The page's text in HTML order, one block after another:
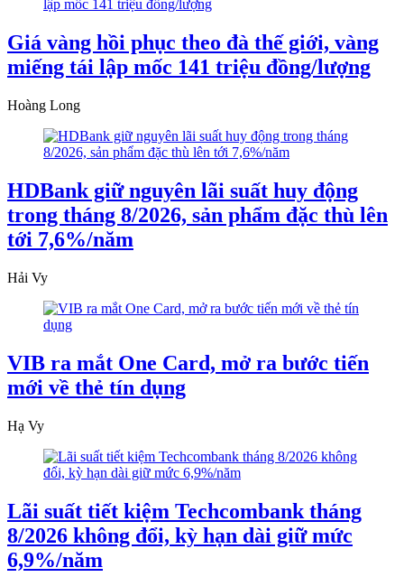
Giá vàng hồi phục theo đà thế giới, vàng
miếng tái lập mốc 141 triệu đồng/lượng
Hoàng Long
HDBank giữ nguyên lãi suất huy động
trong tháng 8/2026, sản phẩm đặc thù lên
tới 7,6%/năm
Hải Vy
VIB ra mắt One Card, mở ra bước tiến
mới về thẻ tín dụng
Hạ Vy
Lãi suất tiết kiệm Techcombank tháng
8/2026 không đổi, kỳ hạn dài giữ mức
6,9%/năm